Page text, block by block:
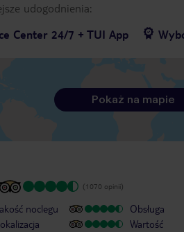
udogodnienia:
Center 24/7 + TUI App
Pokaż na mapie
(1070 opinii)
noclegu
Obsługa
Wartość